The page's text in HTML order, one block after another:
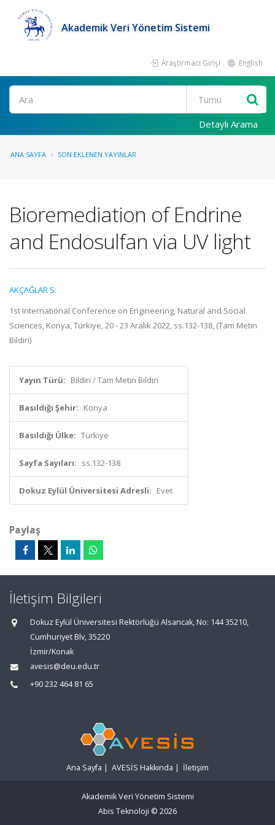
Akademik Veri Yönetim Sistemi
Araştırmacı Girişi English
Ara
Detaylı Arama
ANA SAYFA SON EKLENEN YAYINLAR
Bioremediation of Endrine
and Endosulfan via UV light
AKÇAĞLAR S.
1st International Conference on Engineering, Natural and Social
Sciences, Konya, Türkiye, 20 - 23 Aralık 2022, ss.132-138, (Tam Metin
Bildiri)
Yayın Türü: Bildiri / Tam Metin Bildiri
Basıldığı Şehir: Konya
Basıldığı Ülke: Türkiye
Sayfa Sayıları: ss.132-138
Dokuz Eylül Üniversitesi Adresli: Evet
Paylaş
İletişim Bilgileri
Dokuz Eylül Üniversitesi Rektörlüğü Alsancak, No: 144 35210,
Cumhuriyet Blv, 35220
İzmir/Konak
avesis@deu.edu.tr
+90 232 464 81 65
Ana Sayfa | AVESİS Hakkında | İletişim
Akademik Veri Yönetim Sistemi
Abis Teknoloji © 2026